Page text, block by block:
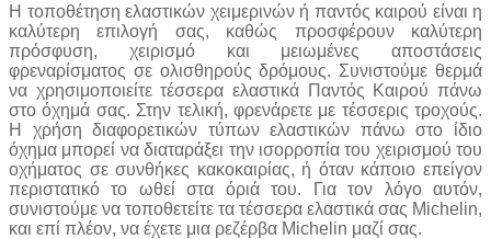
Η τοποθέτηση ελαστικών χειμερινών ή παντός καιρού είναι η
καλύτερη επιλογή σας, καθώς προσφέρουν καλύτερη
πρόσφυση, χειρισμό και μειωμένες αποστάσεις
φρεναρίσματος σε ολισθηρούς δρόμους. Συνιστούμε θερμά
να χρησιμοποιείτε τέσσερα ελαστικά Παντός Καιρού πάνω
στο όχημά σας. Στην τελική, φρενάρετε με τέσσερις τροχούς.
Η χρήση διαφορετικών τύπων ελαστικών πάνω στο ίδιο
όχημα μπορεί να διαταράξει την ισορροπία του χειρισμού του
οχήματος σε συνθήκες κακοκαιρίας, ή όταν κάποιο επείγον
περιστατικό το ωθεί στα όριά του. Για τον λόγο αυτόν,
συνιστούμε να τοποθετείτε τα τέσσερα ελαστικά σας Michelin,
και επί πλέον, να έχετε μια ρεζέρβα Michelin μαζί σας.